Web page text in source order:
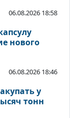
06.08.2026 18:58
нового
06.08.2026 18:46
у
тонн